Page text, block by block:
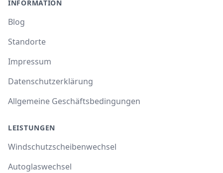
INFORMATION
Blog
Standorte
Impressum
Datenschutzerklärung
Allgemeine Geschäftsbedingungen
LEISTUNGEN
Windschutzscheibenwechsel
Autoglaswechsel